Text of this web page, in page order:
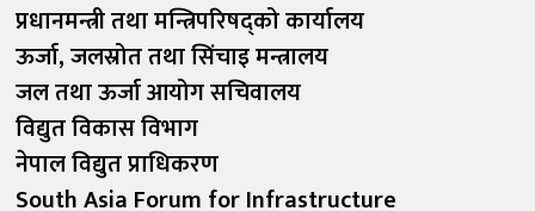
प्रधानमन्त्री तथा मन्त्रिपरिषद्को कार्यालय
ऊर्जा, जलस्रोत तथा सिंचाइ मन्त्रालय
जल तथा ऊर्जा आयोग सचिवालय
विद्युत विकास विभाग
नेपाल विद्युत प्राधिकरण
South Asia Forum for Infrastructure